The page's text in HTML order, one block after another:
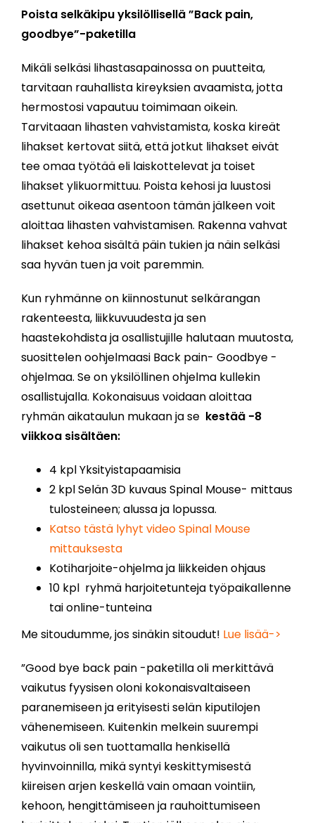
Poista selkäkipu yksilöllisellä ”Back pain,
goodbye”-paketilla
Mikäli selkäsi lihastasapainossa on puutteita,
tarvitaan rauhallista kireyksien avaamista, jotta
hermostosi vapautuu toimimaan oikein.
Tarvitaaan lihasten vahvistamista, koska kireät
lihakset kertovat siitä, että jotkut lihakset eivät
tee omaa työtää eli laiskottelevat ja toiset
lihakset ylikuormittuu. Poista kehosi ja luustosi
asettunut oikeaa asentoon tämän jälkeen voit
aloittaa lihasten vahvistamisen. Rakenna vahvat
lihakset kehoa sisältä päin tukien ja näin selkäsi
saa hyvän tuen ja voit paremmin.
Kun ryhmänne on kiinnostunut selkärangan
rakenteesta, liikkuvuudesta ja sen
haastekohdista ja osallistujille halutaan muutosta,
suosittelen oohjelmaasi Back pain- Goodbye -
ohjelmaa. Se on yksilöllinen ohjelma kullekin
osallistujalla. Kokonaisuus voidaan aloittaa
ryhmän aikataulun mukaan ja se kestää -8
viikkoa sisältäen:
4 kpl Yksityistapaamisia
2 kpl Selän 3D kuvaus Spinal Mouse- mittaus
tulosteineen; alussa ja lopussa.
Katso tästä lyhyt video Spinal Mouse
mittauksesta
Kotiharjoite-ohjelma ja liikkeiden ohjaus
10 kpl ryhmä harjoitetunteja työpaikallenne
tai online-tunteina
Me sitoudumme, jos sinäkin sitoudut! Lue lisää->
”Good bye back pain -paketilla oli merkittävä
vaikutus fyysisen oloni kokonaisvaltaiseen
paranemiseen ja erityisesti selän kiputilojen
vähenemiseen. Kuitenkin melkein suurempi
vaikutus oli sen tuottamalla henkisellä
hyvinvoinnilla, mikä syntyi keskittymisestä
kiireisen arjen keskellä vain omaan vointiin,
kehoon, hengittämiseen ja rauhoittumiseen